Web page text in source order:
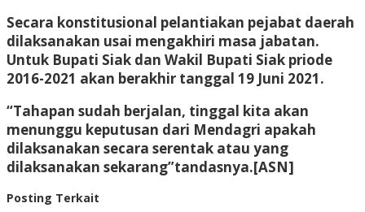
Secara konstitusional pelantiakan pejabat daerah
dilaksanakan usai mengakhiri masa jabatan.
Untuk Bupati Siak dan Wakil Bupati Siak priode
2016-2021 akan berakhir tanggal 19 Juni 2021.
“Tahapan sudah berjalan, tinggal kita akan
menunggu keputusan dari Mendagri apakah
dilaksanakan secara serentak atau yang
dilaksanakan sekarang”tandasnya.[ASN]
Posting Terkait